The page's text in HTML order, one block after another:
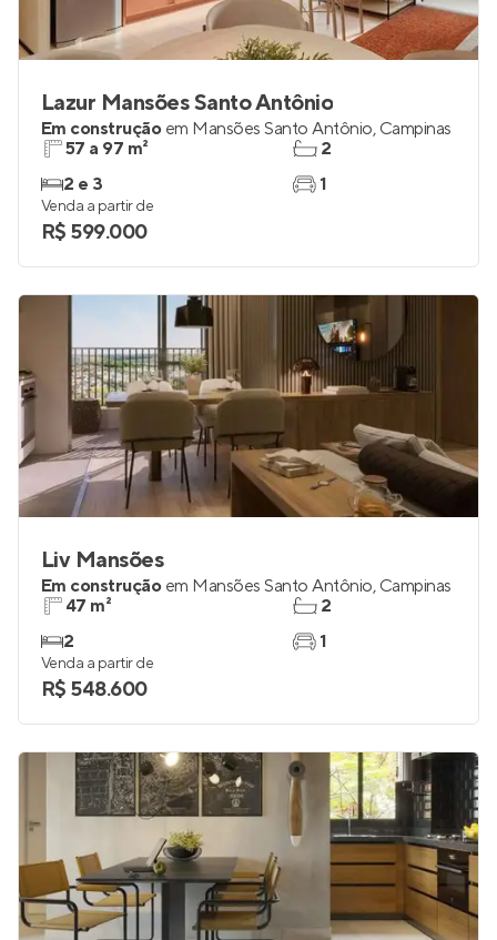
Lazur Mansões Santo Antônio
Em construção em Mansões Santo Antônio, Campinas
57 a 97 m²
2 e 3
2
1
Venda a partir de
R$ 599.000
Liv Mansões
Em construção em Mansões Santo Antônio, Campinas
47 m²
2
2
1
Venda a partir de
R$ 548.600